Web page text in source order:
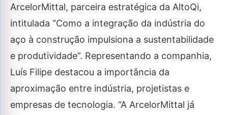
ArcelorMittal, parceira estratégica da AltoQi,
intitulada “Como a integração da indústria do
aço à construção impulsiona a sustentabilidade
e produtividade”. Representando a companhia,
Luís Filipe destacou a importância da
aproximação entre indústria, projetistas e
empresas de tecnologia. “A ArcelorMittal já